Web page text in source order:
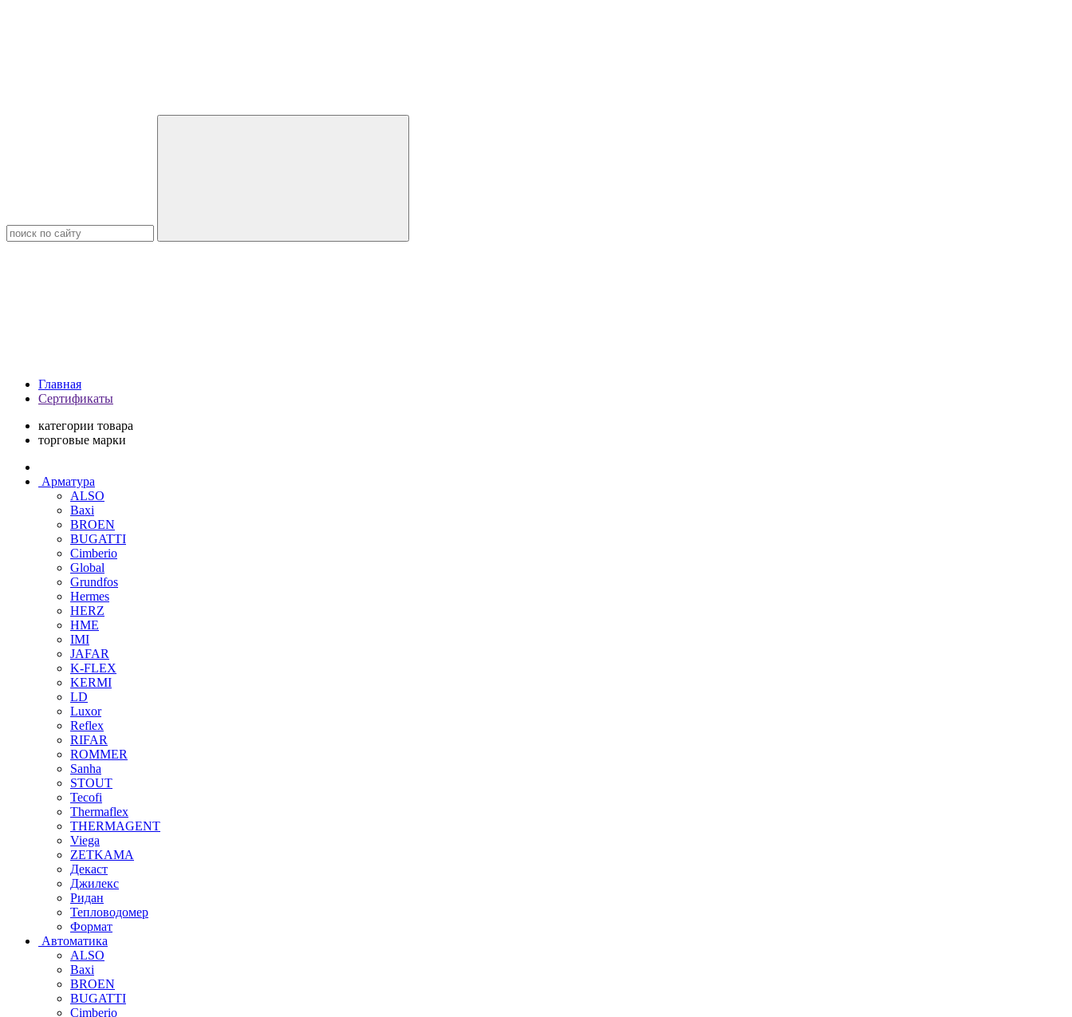
Главная
Сертификаты
категории товара
торговые марки
Арматура
ALSO
Baxi
BROEN
BUGATTI
Cimberio
Global
Grundfos
Hermes
HERZ
HME
IMI
JAFAR
K-FLEX
KERMI
LD
Luxor
Reflex
RIFAR
ROMMER
Sanha
STOUT
Tecofi
Thermaflex
THERMAGENT
Viega
ZETKAMA
Декаст
Джилекс
Ридан
Тепловодомер
Формат
Автоматика
ALSO
Baxi
BROEN
BUGATTI
Cimberio